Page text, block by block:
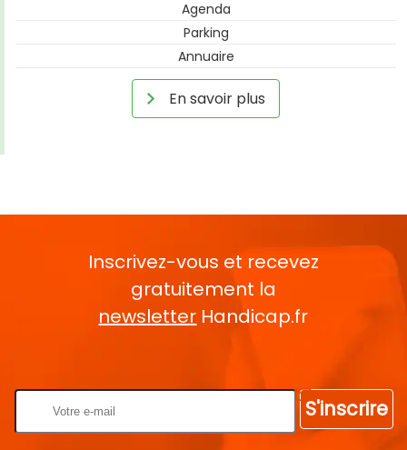
Agenda
Parking
Annuaire
En savoir plus
Inscrivez-vous et recevez
gratuitement la
newsletter Handicap.fr
S'inscrire